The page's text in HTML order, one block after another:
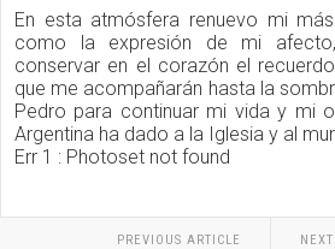
En esta atmósfera renuevo mi
como la expresión de mi
conservar en el corazón el
que me acompañarán hasta la
Pedro para continuar mi vida y mi
Argentina ha dado a la Iglesia y al
Err 1 : Photoset not found
PREVIOUS ARTICLE